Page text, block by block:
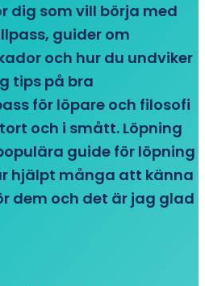
dig som vill börja med
guider om
och hur du undviker
tips på bra
för löpare och filosofi
och i smått. Löpning
guide för löpning
hjälpt många att känna
dem och det är jag glad